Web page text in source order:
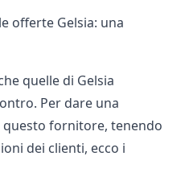
offerte Gelsia: una
quelle di Gelsia
Per dare una
fornitore, tenendo
dei clienti, ecco i